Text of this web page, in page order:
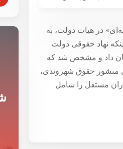
در هیات دولت، به
نهاد حقوقی دولت
داد و مشخص شد که
منشور حقوق شهروندی،
مستقل را شامل